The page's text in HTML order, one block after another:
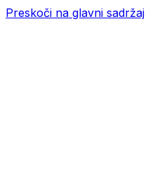
Preskoči na glavni sadržaj